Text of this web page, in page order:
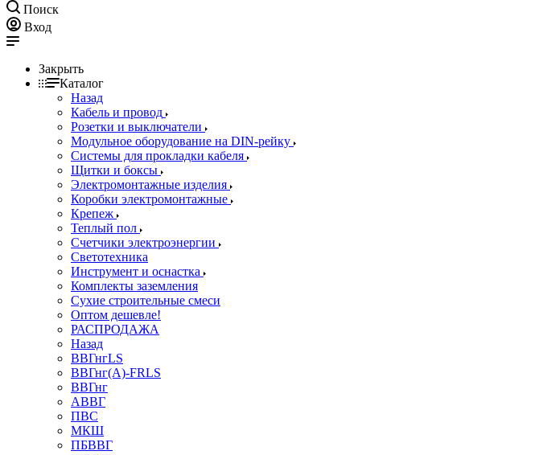
Поиск
Вход
Закрыть
Каталог
Назад
Кабель и провод
Розетки и выключатели
Модульное оборудование на DIN-рейку
Системы для прокладки кабеля
Щитки и боксы
Электромонтажные изделия
Коробки электромонтажные
Крепеж
Теплый пол
Счетчики электроэнергии
Светотехника
Инструмент и оснастка
Комплекты заземления
Сухие строительные смеси
Оптом дешевле!
РАСПРОДАЖА
Назад
ВВГнгLS
ВВГнг(А)-FRLS
ВВГнг
АВВГ
ПВС
МКШ
ПБВВГ